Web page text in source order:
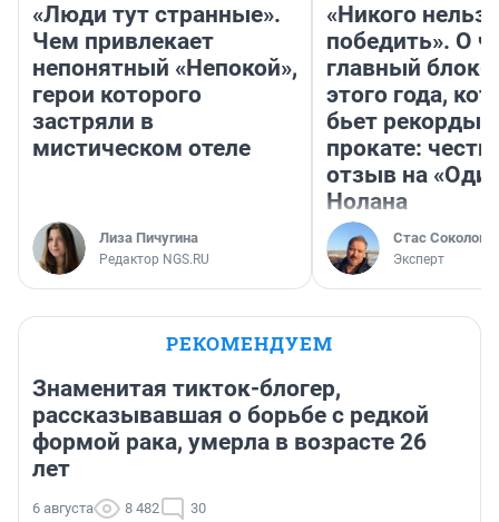
«Люди тут странные».
Чем привлекает
непонятный «Непокой»,
герои которого
застряли в
мистическом отеле
Лиза Пичугина
Редактор NGS.RU
«Никого нельзя
победить». О
главный
этого года,
бьет рекорды в
прокате:
отзыв на
Нолана
Стас Соколов
Эксперт
РЕКОМЕНДУЕМ
Знаменитая тикток-блогер,
рассказывавшая о борьбе с редкой
формой рака, умерла в возрасте 26
лет
6 августа 8 482 30